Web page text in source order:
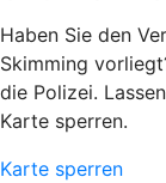
Haben Sie den
Skimming
die Polizei.
Karte sperren.
Karte sperren